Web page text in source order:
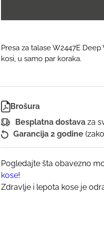
Deep
Presa za talase W2447E
kosi, u samo par koraka.
Brošura
Besplatna dostava za
Garancija 2 godine
Pogledajte šta obavezno
kose!
Zdravlje i lepota kose je